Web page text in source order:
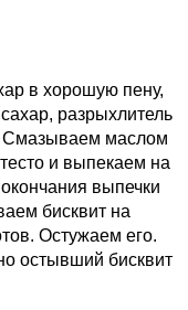
в хорошую пену,
разрыхлитель
Смазываем маслом
и выпекаем на
выпечки
бисквит на
Остужаем его.
остывший бисквит